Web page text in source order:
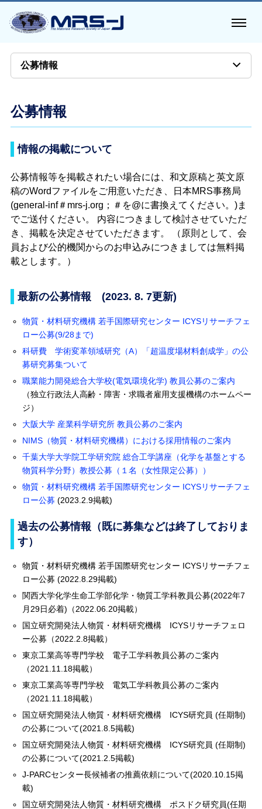
公募情報
公募情報
情報の掲載について
公募情報等を掲載されたい場合には、和文原稿と英文原
稿のWordファイルをご用意いただき、日本MRS事務局
(general-inf＃mrs-j.org；＃を@に書換えてください。)ま
でご送付ください。 内容につきまして検討させていただ
き、掲載を決定させていただきます。 （原則として、会
員および公的機関からのお申込みにつきましては無料掲
載とします。）
最新の公募情報 (2023. 8. 7更新)
物質・材料研究機構 若手国際研究センター ICYSリサーチフェ
ロー公募(9/28まで)
科研費 学術変革領域研究（A）「超温度場材料創成学」の公
募研究募集ついて
職業能力開発総合大学校(電気環境化学) 教員公募のご案内
（独立行政法人高齢・障害・求職者雇用支援機構のホームペー
ジ）
大阪大学 産業科学研究所 教員公募のご案内
NIMS（物質・材料研究機構）における採用情報のご案内
千葉大学大学院工学研究院 総合工学講座（化学を基盤とする
物質科学分野）教授公募（１名（女性限定公募））
物質・材料研究機構 若手国際研究センター ICYSリサーチフェ
ロー公募 (2023.2.9掲載)
過去の公募情報（既に募集などは終了しておりま
す）
物質・材料研究機構 若手国際研究センター ICYSリサーチフェ
ロー公募 (2022.8.29掲載)
関西大学化学生命工学部化学・物質工学科教員公募(2022年7
月29日必着)（2022.06.20掲載）
国立研究開発法人物質・材料研究機構 ICYSリサーチフェロ
ー公募（2022.2.8掲載）
東京工業高等専門学校 電子工学科教員公募のご案内
（2021.11.18掲載）
東京工業高等専門学校 電気工学科教員公募のご案内
（2021.11.18掲載）
国立研究開発法人物質・材料研究機構 ICYS研究員 (任期制)
の公募について(2021.8.5掲載)
国立研究開発法人物質・材料研究機構 ICYS研究員 (任期制)
の公募について(2021.2.5掲載)
J-PARCセンター長候補者の推薦依頼について(2020.10.15掲
載)
国立研究開発法人物質・材料研究機構 ポスドク研究員(任期